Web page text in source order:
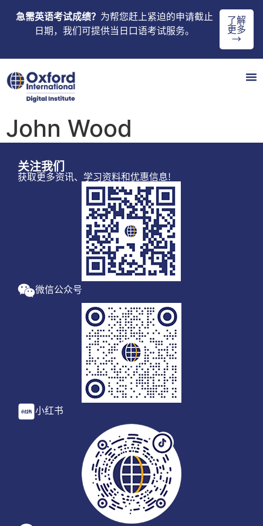
急需英语考试成绩？ 为帮您赶上紧迫的申请截止
日期，我们可提供当日口语考试服务。
了解
更多
→
John Wood
关注我们
获取更多资讯、学习资料和优惠信息!
微信公众号
小红书